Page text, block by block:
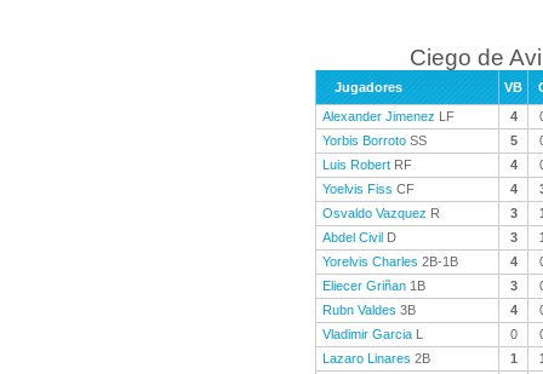
Ciego de
Jugadores VB
Alexander Jimenez LF 4
Yorbis Borroto SS 5
Luis Robert RF 4
Yoelvis Fiss CF 4
Osvaldo Vazquez R 3
Abdel Civil D 3
Yorelvis Charles 2B-1B 4
Eliecer Griñan 1B 3
Rubn Valdes 3B 4
Vladimir Garcia L 0
Lazaro Linares 2B 1